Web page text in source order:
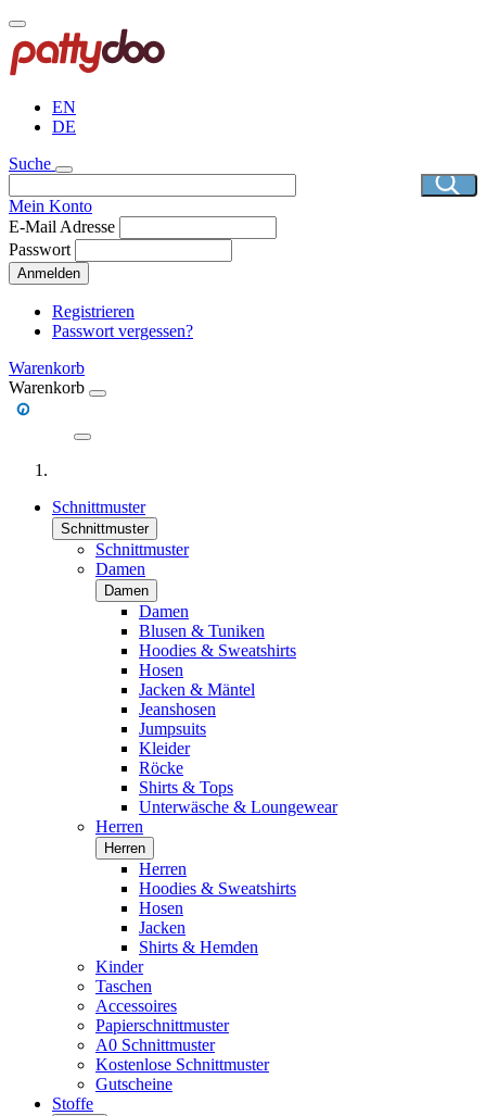
Direkt
zum
Inhalt
EN
DE
Suche
Mein Konto
E-Mail Adresse
Passwort
Anmelden
Registrieren
Passwort vergessen?
Warenkorb
Warenkorb
Schnittmuster
Schnittmuster
Schnittmuster
Damen
Damen
Damen
Blusen & Tuniken
Hoodies & Sweatshirts
Hosen
Jacken & Mäntel
Jeanshosen
Jumpsuits
Kleider
Röcke
Shirts & Tops
Unterwäsche & Loungewear
Herren
Herren
Herren
Hoodies & Sweatshirts
Hosen
Jacken
Shirts & Hemden
Kinder
Taschen
Accessoires
Papierschnittmuster
A0 Schnittmuster
Kostenlose Schnittmuster
Gutscheine
Stoffe